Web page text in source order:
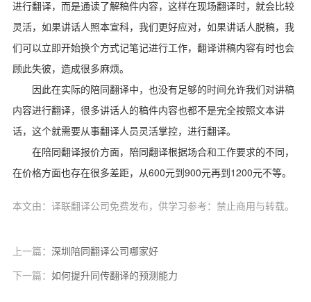
进行翻译，而是通读了解稿件内容，这样在现场翻译时，就会比较
灵活，如果讲话人照本宣科，我们更好应对，如果讲话人脱稿，我
们可以立即开始换个方式记笔记进行工作，翻译讲稿内容有时也会
顾此失彼，造成很多麻烦。
因此在实际的陪同翻译中，也没有足够的时间允许我们对讲稿
内容进行翻译，很多讲话人的稿件内容也都不是完全按照文本讲
话，这个就需要从事翻译人员灵活掌控，进行翻译。
在陪同翻译报价方面，陪同翻译根据场合和工作要求的不同，
在价格方面也存在很多差距，从600元到 900元再到 1200元不等。
本文由：译联翻译公司免费发布，供学习参考：禁止商用与转载。
上一篇： 深圳陪同翻译公司哪家好
下一篇： 如何提升同传翻译的预测能力